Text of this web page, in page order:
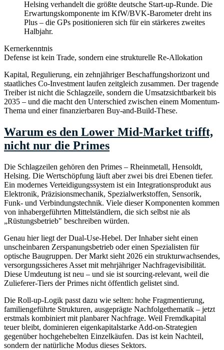
Helsing verhandelt die größte deutsche Start-up-Runde. Die
Erwartungskomponente im KfW/BVK-Barometer dreht ins
Plus – die GPs positionieren sich für ein stärkeres zweites
Halbjahr.
Kernerkenntnis
Defense ist kein Trade, sondern eine strukturelle Re-Allokation
Kapital, Regulierung, ein zehnjähriger Beschaffungshorizont und
staatliches Co-Investment laufen zeitgleich zusammen. Der tragende
Treiber ist nicht die Schlagzeile, sondern die Umsatzsichtbarkeit bis
2035 – und die macht den Unterschied zwischen einem Momentum-
Thema und einer finanzierbaren Buy-and-Build-These.
Warum es den Lower Mid-Market trifft,
nicht nur die Primes
Die Schlagzeilen gehören den Primes – Rheinmetall, Hensoldt,
Helsing. Die Wertschöpfung läuft aber zwei bis drei Ebenen tiefer.
Ein modernes Verteidigungssystem ist ein Integrationsprodukt aus
Elektronik, Präzisionsmechanik, Spezialwerkstoffen, Sensorik,
Funk- und Verbindungstechnik. Viele dieser Komponenten kommen
von inhabergeführten Mittelständlern, die sich selbst nie als
„Rüstungsbetrieb" beschreiben würden.
Genau hier liegt der Dual-Use-Hebel. Der Inhaber sieht einen
unscheinbaren Zerspanungsbetrieb oder einen Spezialisten für
optische Baugruppen. Der Markt sieht 2026 ein strukturwachsendes,
versorgungssicheres Asset mit mehrjähriger Nachfragevisibilität.
Diese Umdeutung ist neu – und sie ist sourcing-relevant, weil die
Zulieferer-Tiers der Primes nicht öffentlich gelistet sind.
Die Roll-up-Logik passt dazu wie selten: hohe Fragmentierung,
familiengeführte Strukturen, ausgeprägte Nachfolgethematik – jetzt
erstmals kombiniert mit planbarer Nachfrage. Weil Fremdkapital
teuer bleibt, dominieren eigenkapitalstarke Add-on-Strategien
gegenüber hochgehebelten Einzelkäufen. Das ist kein Nachteil,
sondern der natürliche Modus dieses Sektors.